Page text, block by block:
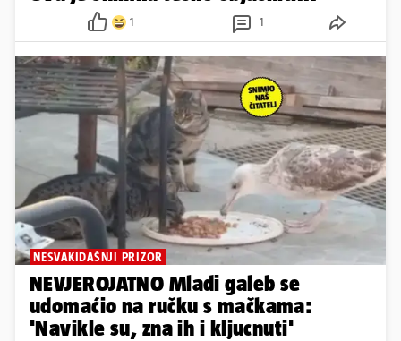
1 1
NESVAKIDAŠNJI PRIZOR
NEVJEROJATNO Mladi galeb se
udomaćio na ručku s mačkama:
'Navikle su, zna ih i kljucnuti'